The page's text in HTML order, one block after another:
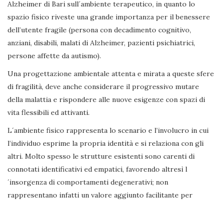
Alzheimer di Bari sull´ambiente terapeutico, in quanto lo
spazio fisico riveste una grande importanza per il benessere
dell’utente fragile (persona con decadimento cognitivo,
anziani, disabili, malati di Alzheimer, pazienti psichiatrici,
persone affette da autismo).
Una progettazione ambientale attenta e mirata a queste sfere
di fragilità, deve anche considerare il progressivo mutare
della malattia e rispondere alle nuove esigenze con spazi di
vita flessibili ed attivanti.
L´ambiente fisico rappresenta lo scenario e l’involucro in cui
l’individuo esprime la propria identità e si relaziona con gli
altri. Molto spesso le strutture esistenti sono carenti di
connotati identificativi ed empatici, favorendo altresì l
´insorgenza di comportamenti degenerativi; non
rappresentano infatti un valore aggiunto facilitante per